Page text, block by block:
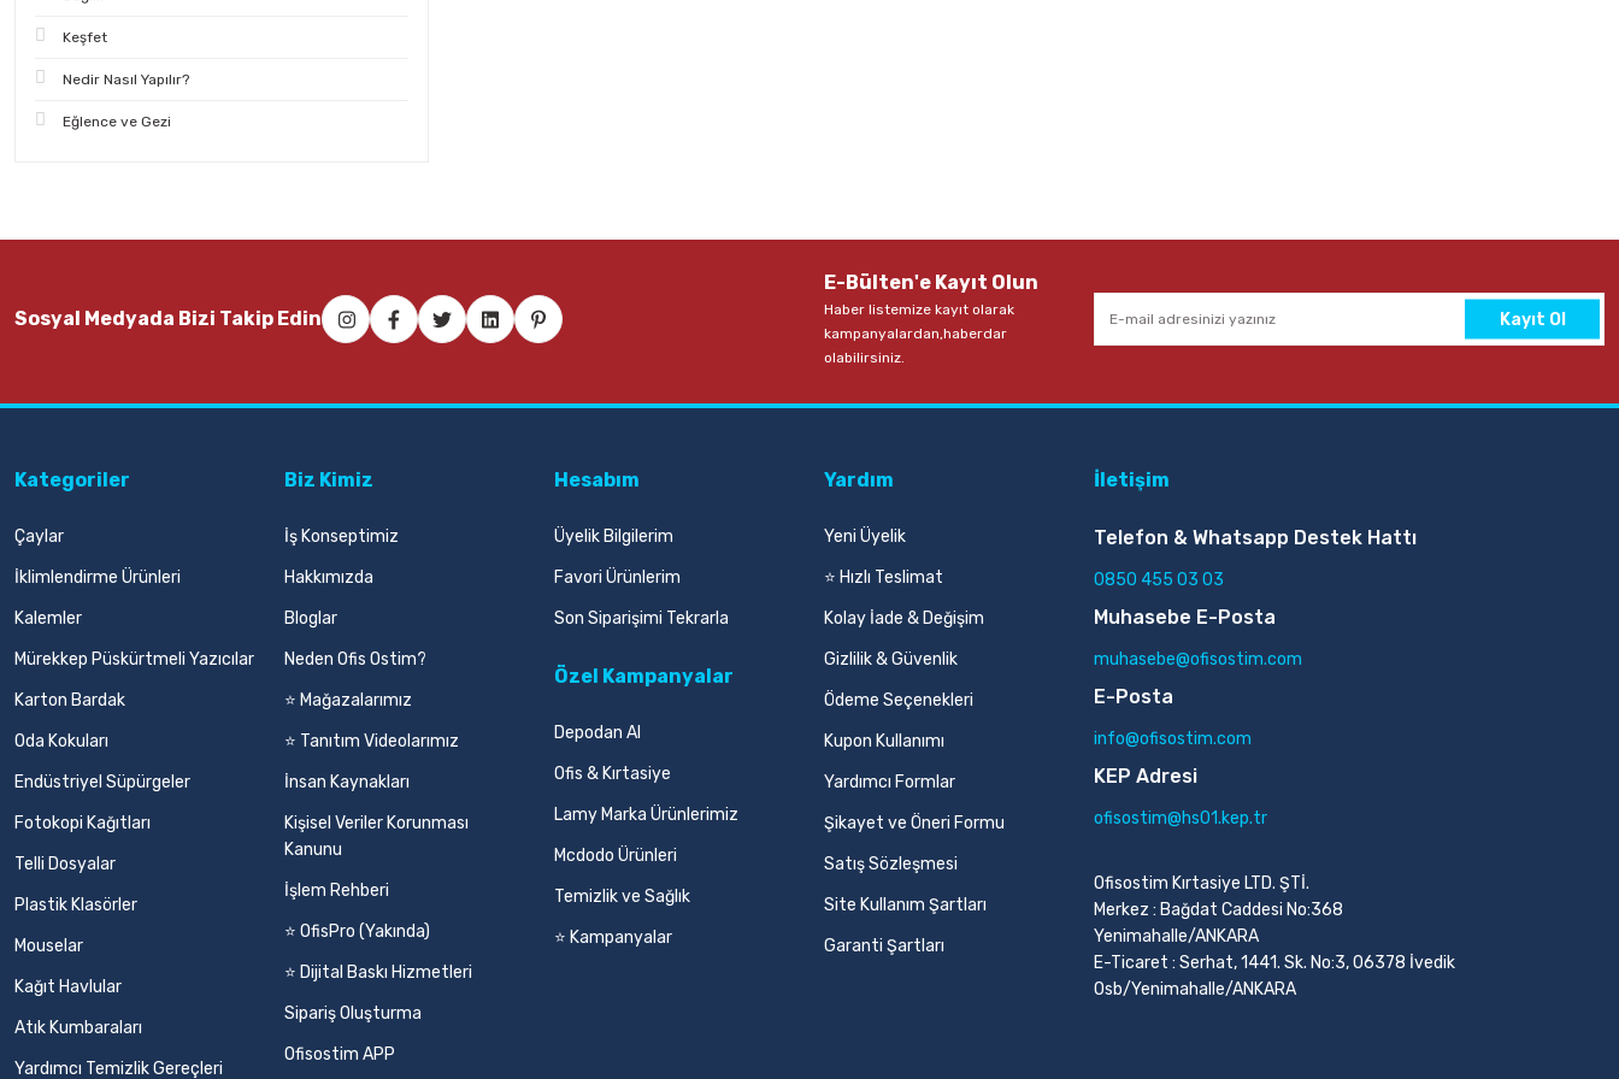
Keşfet
Nedir Nasıl Yapılır?
Eğlence ve Gezi
Sosyal Medyada Bizi Takip Edin
E-Bülten'e Kayıt Olun
Haber listemize kayıt olarak
kampanyalardan,haberdar
olabilirsiniz.
Kayıt Ol
Kategoriler
Çaylar
İklimlendirme Ürünleri
Kalemler
Mürekkep Püskürtmeli Yazıcılar
Karton Bardak
Oda Kokuları
Endüstriyel Süpürgeler
Fotokopi Kağıtları
Telli Dosyalar
Plastik Klasörler
Mouselar
Kağıt Havlular
Atık Kumbaraları
Yardımcı Temizlik Gereçleri
Biz Kimiz
İş Konseptimiz
Hakkımızda
Bloglar
Neden Ofis Ostim?
⭐ Mağazalarımız
⭐ Tanıtım Videolarımız
İnsan Kaynakları
Kişisel Veriler Korunması
Kanunu
İşlem Rehberi
⭐ OfisPro (Yakında)
⭐ Dijital Baskı Hizmetleri
Sipariş Oluşturma
Ofisostim APP
Hesabım
Üyelik Bilgilerim
Favori Ürünlerim
Son Siparişimi Tekrarla
Özel Kampanyalar
Depodan Al
Ofis & Kırtasiye
Lamy Marka Ürünlerimiz
Mcdodo Ürünleri
Temizlik ve Sağlık
⭐ Kampanyalar
Yardım
Yeni Üyelik
⭐ Hızlı Teslimat
Kolay İade & Değişim
Gizlilik & Güvenlik
Ödeme Seçenekleri
Kupon Kullanımı
Yardımcı Formlar
Şikayet ve Öneri Formu
Satış Sözleşmesi
Site Kullanım Şartları
Garanti Şartları
İletişim
Telefon & Whatsapp Destek Hattı
0850 455 03 03
Muhasebe E-Posta
muhasebe@ofisostim.com
E-Posta
info@ofisostim.com
KEP Adresi
ofisostim@hs01.kep.tr
Ofisostim Kırtasiye LTD. ŞTİ.
Merkez : Bağdat Caddesi No:368
Yenimahalle/ANKARA
E-Ticaret : Serhat, 1441. Sk. No:3, 06378 İvedik
Osb/Yenimahalle/ANKARA